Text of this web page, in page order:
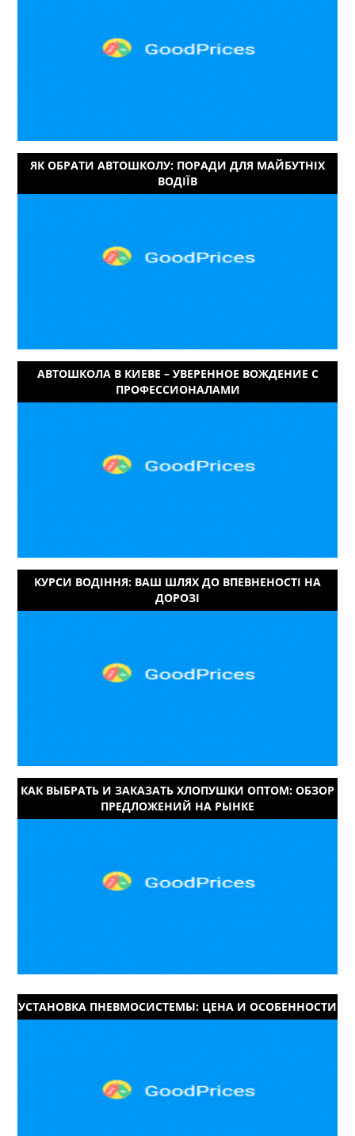
ЯК ОБРАТИ АВТОШКОЛУ: ПОРАДИ ДЛЯ МАЙБУТНІХ
ВОДІЇВ
АВТОШКОЛА В КИЕВЕ – УВЕРЕННОЕ ВОЖДЕНИЕ С
ПРОФЕССИОНАЛАМИ
КУРСИ ВОДІННЯ: ВАШ ШЛЯХ ДО ВПЕВНЕНОСТІ НА
ДОРОЗІ
КАК ВЫБРАТЬ И ЗАКАЗАТЬ ХЛОПУШКИ ОПТОМ: ОБЗОР
ПРЕДЛОЖЕНИЙ НА РЫНКЕ
УСТАНОВКА ПНЕВМОСИСТЕМЫ: ЦЕНА И ОСОБЕННОСТИ